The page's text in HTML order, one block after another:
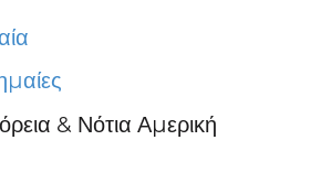
& Νότια Αμερική